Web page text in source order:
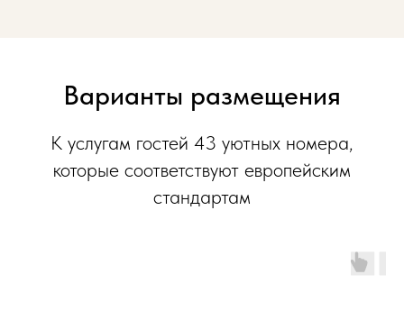
Варианты размещения
К услугам гостей 43 уютных номера,
которые соответствуют европейским
стандартам